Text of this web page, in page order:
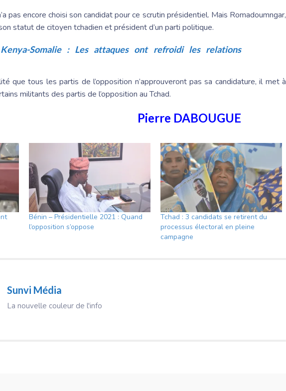
pas encore choisi son candidat pour ce scrutin présidentiel. Mais Romadoumngar,
statut de citoyen tchadien et président d’un parti politique.
Kenya-Somalie : Les attaques ont refroidi les relations
que tous les partis de l’opposition n’approuveront pas sa candidature, il met à
militants des partis de l’opposition au Tchad.
Pierre DABOUGUE
Bénin – Présidentielle 2021 : Quand
l’opposition s’oppose
Tchad : 3 candidats se retirent du
processus électoral en pleine
campagne
Sunvi Média
La nouvelle couleur de l'info